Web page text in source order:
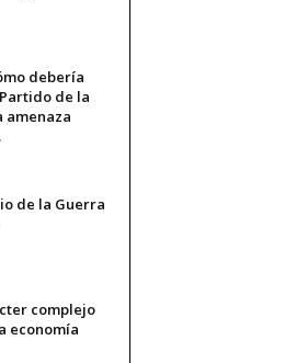
debería
de la
amenaza
de la Guerra
complejo
economía